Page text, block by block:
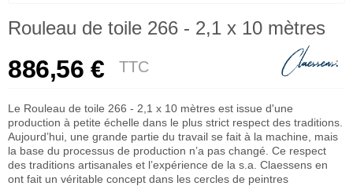
Rouleau de toile 266 - 2,1 x 10 mètres
886,56 € TTC
Le Rouleau de toile 266 - 2,1 x 10 mètres est issue d'une
production à petite échelle dans le plus strict respect des traditions.
Aujourd’hui, une grande partie du travail se fait à la machine, mais
la base du processus de production n’a pas changé. Ce respect
des traditions artisanales et l’expérience de la s.a. Claessens en
ont fait un véritable concept dans les cercles de peintres